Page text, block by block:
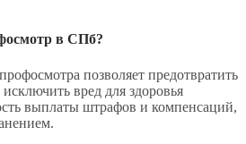
в СПб?
позволяет предотвратить
вред для здоровья
выплаты штрафов и компенсаций,